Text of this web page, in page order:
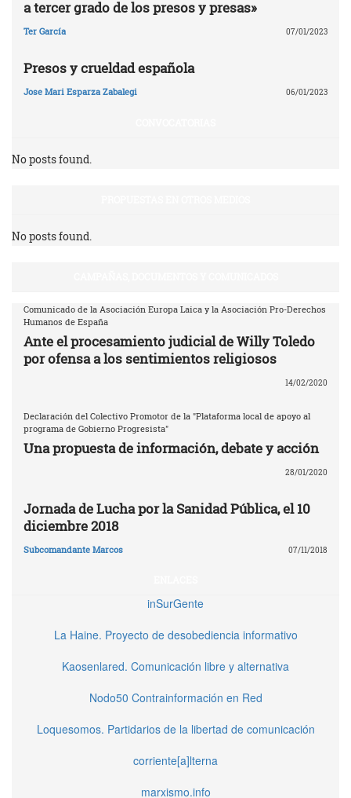
a tercer grado de los presos y presas»
Ter García 07/01/2023
Presos y crueldad española
Jose Mari Esparza Zabalegi 06/01/2023
No posts found.
No posts found.
Comunicado de la Asociación Europa Laica y la Asociación Pro-Derechos
Humanos de España
Ante el procesamiento judicial de Willy Toledo
por ofensa a los sentimientos religiosos
14/02/2020
Declaración del Colectivo Promotor de la "Plataforma local de apoyo al
programa de Gobierno Progresista"
Una propuesta de información, debate y acción
28/01/2020
Jornada de Lucha por la Sanidad Pública, el 10
diciembre 2018
Subcomandante Marcos 07/11/2018
inSurGente
La Haine. Proyecto de desobediencia informativo
Kaosenlared. Comunicación libre y alternativa
Nodo50 Contrainformación en Red
Loquesomos. Partidarios de la libertad de comunicación
corriente[a]lterna
marxismo.info